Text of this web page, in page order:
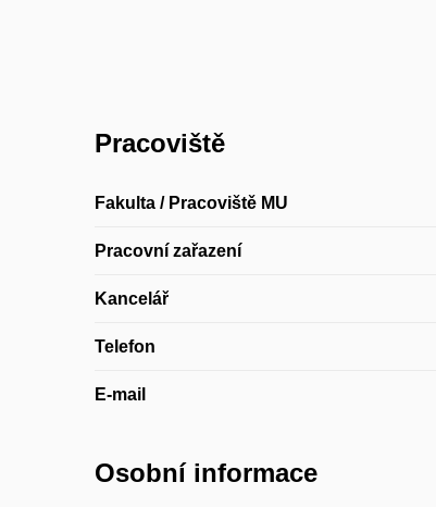
Pracoviště
Fakulta / Pracoviště MU
Pracovní zařazení
Kancelář
Telefon
E-mail
Osobní informace